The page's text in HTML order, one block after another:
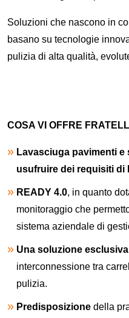
Soluzioni che nascono in
basano su tecnologie
pulizia di alta qualità,
COSA VI OFFRE
Lavasciuga pavimenti
usufruire dei requisiti di
READY 4.0, in quanto
monitoraggio che
sistema aziendale di
Una soluzione esclusiva
interconnessione tra
pulizia.
Predisposizione della